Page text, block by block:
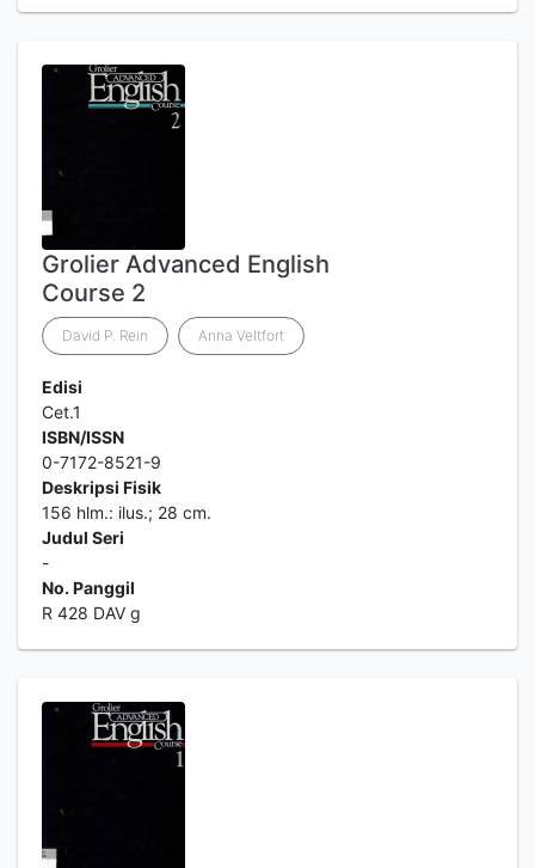
Grolier Advanced English
Course 2
David P. Rein Anna Veltfort
Edisi
Cet.1
ISBN/ISSN
0-7172-8521-9
Deskripsi Fisik
156 hlm.: ilus.; 28 cm.
Judul Seri
-
No. Panggil
R 428 DAV g